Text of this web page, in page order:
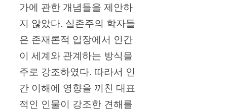
가에 관한 개념들을 제안하
지 않았다. 실존주의 학자들
은 존재론적 입장에서 인간
이 세계와 관계하는 방식을
주로 강조하였다. 따라서 인
간 이해에 영향을 끼친 대표
적인 인물이 강조한 견해를